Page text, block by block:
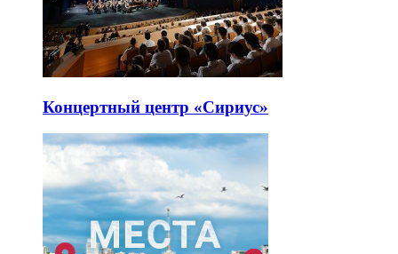
Концертный центр «Сириус»